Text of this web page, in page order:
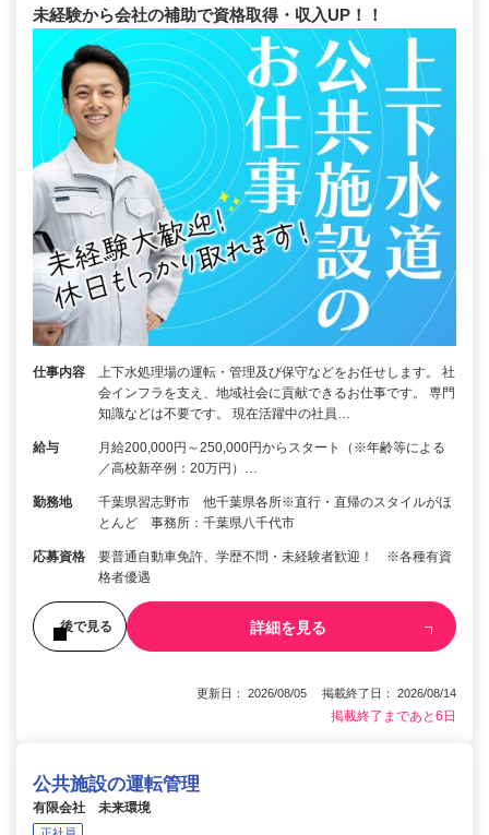
未経験から会社の補助で資格取得・収入UP！！
仕事内容
上下水処理場の運転・管理及び保守などをお任せします。 社
会インフラを支え、地域社会に貢献できるお仕事です。 専門
知識などは不要です。 現在活躍中の社員…
給与
月給200,000円～250,000円からスタート（※年齢等による
／高校新卒例：20万円）…
勤務地
千葉県習志野市 他千葉県各所※直行・直帰のスタイルがほ
とんど 事務所：千葉県八千代市
応募資格
要普通自動車免許、学歴不問・未経験者歓迎！ ※各種有資
格者優遇
後で見る 詳細を見る
更新日： 2026/08/05 掲載終了日： 2026/08/14
掲載終了まであと6日
公共施設の運転管理
有限会社 未来環境